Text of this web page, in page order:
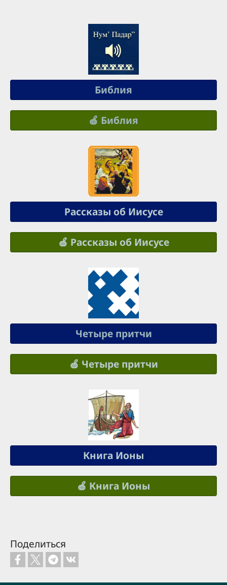
Библия
🍏 Библия
Рассказы об Иисусе
🍏 Рассказы об Иисусе
Четыре притчи
🍏 Четыре притчи
Книга Ионы
🍏 Книга Ионы
Поделиться